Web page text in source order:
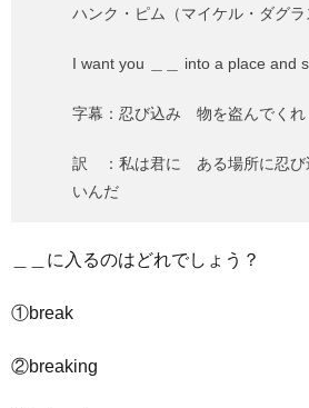
ハンク・ピム（マイケル・ダグラ
I want you ＿＿ into a place and
字幕：忍び込み 物を盗んでくれ
訳 ：私は君に ある場所に忍び
いんだ
＿＿に入るのはどれでしょう？
①break
②breaking